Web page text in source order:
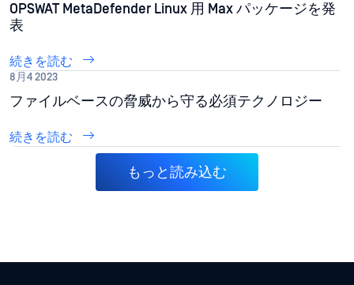
OPSWAT MetaDefender Linux 用 Max パッケージを発
表
続きを読む
8月4 2023
ファイルベースの脅威から守る必須テクノロジー
続きを読む
もっと読み込む